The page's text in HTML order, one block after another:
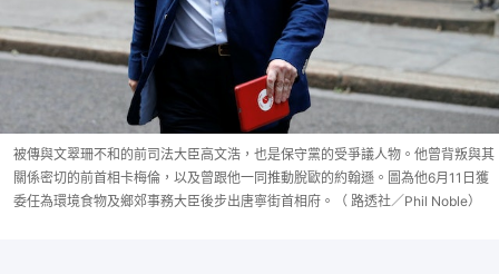
被傳與文翠珊不和的前司法大臣高文浩，也是保守黨的受爭議人物。他曾背叛與其
關係密切的前首相卡梅倫，以及曾跟他一同推動脫歐的約翰遜。圖為他6月11日獲
委任為環境食物及鄉郊事務大臣後步出唐寧街首相府。（ 路透社／Phil Noble）